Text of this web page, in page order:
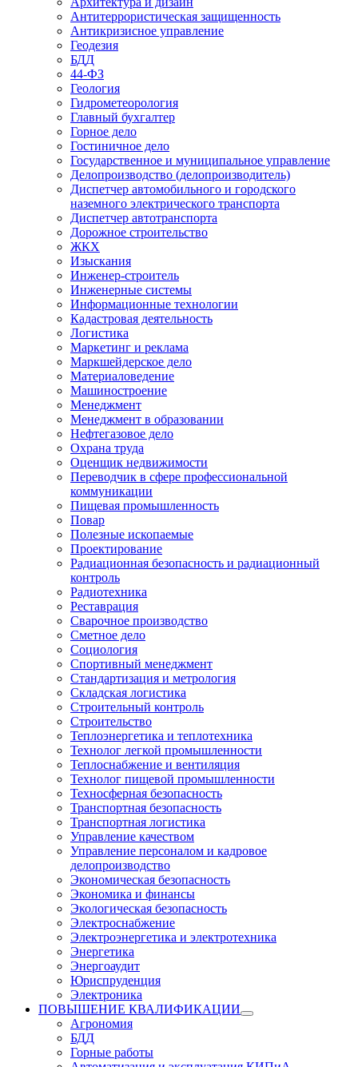
Антитеррористическая защищенность
Антикризисное управление
Геодезия
БДД
44-ФЗ
Геология
Гидрометеорология
Главный бухгалтер
Горное дело
Гостиничное дело
Государственное и муниципальное управление
Делопроизводство (делопроизводитель)
Диспетчер автомобильного и городского
наземного электрического транспорта
Диспетчер автотранспорта
Дорожное строительство
ЖКХ
Изыскания
Инженер-строитель
Инженерные системы
Информационные технологии
Кадастровая деятельность
Логистика
Маркетинг и реклама
Маркшейдерское дело
Материаловедение
Машиностроение
Менеджмент
Менеджмент в образовании
Нефтегазовое дело
Охрана труда
Оценщик недвижимости
Переводчик в сфере профессиональной
коммуникации
Пищевая промышленность
Повар
Полезные ископаемые
Проектирование
Радиационная безопасность и радиационный
контроль
Радиотехника
Реставрация
Сварочное производство
Сметное дело
Социология
Спортивный менеджмент
Стандартизация и метрология
Складская логистика
Строительный контроль
Строительство
Теплоэнергетика и теплотехника
Технолог легкой промышленности
Теплоснабжение и вентиляция
Технолог пищевой промышленности
Техносферная безопасность
Транспортная безопасность
Транспортная логистика
Управление качеством
Управление персоналом и кадровое
делопроизводство
Экономическая безопасность
Экономика и финансы
Экологическая безопасность
Электроснабжение
Электроэнергетика и электротехника
Энергетика
Энергоаудит
Юриспруденция
Электроника
ПОВЫШЕНИЕ КВАЛИФИКАЦИИ
Агрономия
БДД
Горные работы